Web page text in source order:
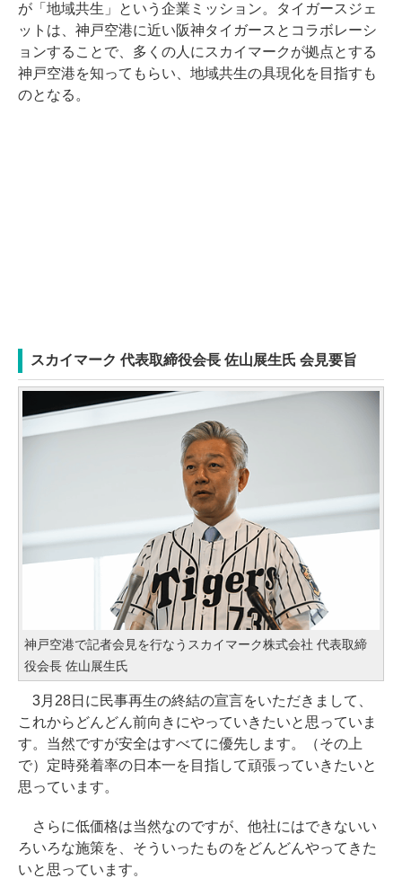
が「地域共生」という企業ミッション。タイガースジェ
ットは、神戸空港に近い阪神タイガースとコラボレーシ
ョンすることで、多くの人にスカイマークが拠点とする
神戸空港を知ってもらい、地域共生の具現化を目指すも
のとなる。
スカイマーク 代表取締役会長 佐山展生氏 会見要旨
神戸空港で記者会見を行なうスカイマーク株式会社 代表取締
役会長 佐山展生氏
3月28日に民事再生の終結の宣言をいただきまして、
これからどんどん前向きにやっていきたいと思っていま
す。当然ですが安全はすべてに優先します。（その上
で）定時発着率の日本一を目指して頑張っていきたいと
思っています。
さらに低価格は当然なのですが、他社にはできないい
ろいろな施策を、そういったものをどんどんやってきた
いと思っています。